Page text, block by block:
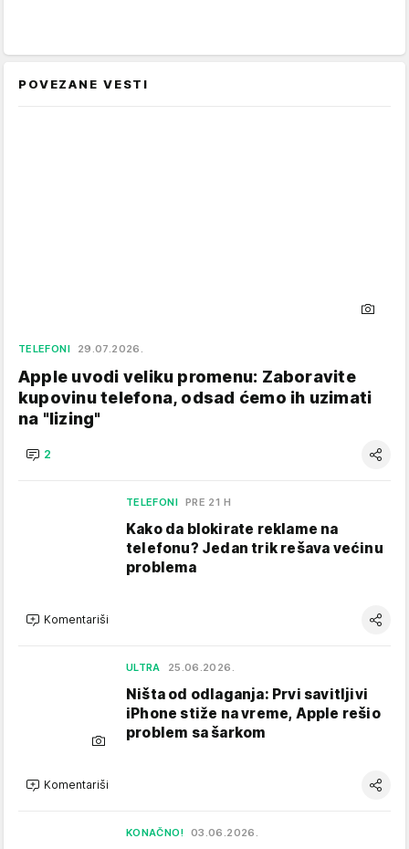
POVEZANE VESTI
TELEFONI 29.07.2026.
Apple uvodi veliku promenu: Zaboravite
kupovinu telefona, odsad ćemo ih uzimati
na "lizing"
2
TELEFONI PRE 21 H
Kako da blokirate reklame na
telefonu​? Jedan trik rešava većinu
problema
Komentariši
ULTRA 25.06.2026.
Ništa od odlaganja: Prvi savitljivi
iPhone stiže na vreme, Apple rešio
problem sa šarkom
Komentariši
KONAČNO! 03.06.2026.